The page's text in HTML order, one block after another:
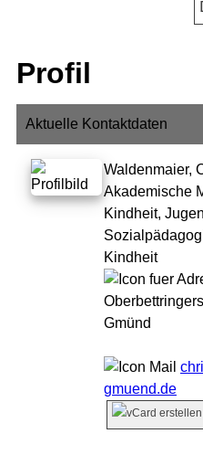
Profil
Aktuelle Kontaktdaten
Waldenmaier,
Akademische
Kindheit,
Kindheit
Gmünd
gmuend.de